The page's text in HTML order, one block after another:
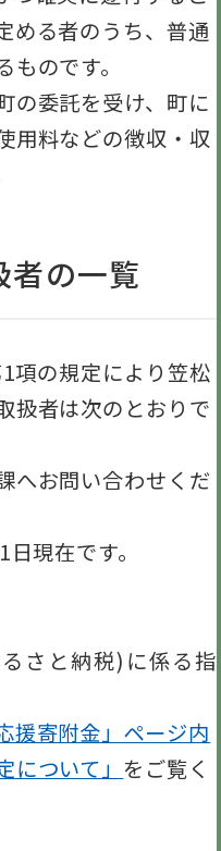
める者のうち、普通
のです。
の委託を受け、町に
用料などの徴収・収
者の一覧
項の規定により笠松
扱者は次のとおりで
へお問い合わせくだ
現在です。
さと納税)に係る
援寄附金」ページ内
について」 をご覧く